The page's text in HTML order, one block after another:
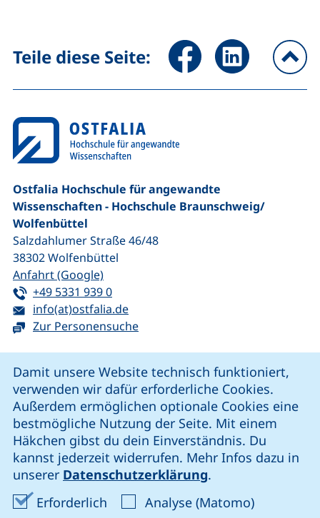
Damit unsere Website technisch funktioniert,
verwenden wir dafür erforderliche Cookies.
Außerdem ermöglichen optionale Cookies eine
bestmögliche Nutzung der Seite. Mit einem
Häkchen gibst du dein Einverständnis. Du
kannst jederzeit widerrufen. Mehr Infos dazu in
unserer Datenschutzerklärung.
Erforderlich Erforderliche Cookies akzeptieren
Analyse (Matomo)Analyse-
Teile diese Seite: Seite über Facebook teilen
Seite über
Ostfalia Hochschule für angewandte
Wissenschaften - Hochschule Braunschweig/​
Wolfenbüttel
Salzdahlumer Straße 46/48
38302Wolfenbüttel
Anfahrt (Google)(externer Link, öffnet neues Fenster)
Tel:
+49 5331 939 0(startet einen Telefonanruf, wenn Ihr
E-Mail:
info(at)ostfalia.de(öffnet Ihr E-Mail-Programm)
Zur Personensuche
unsere Facebook-Seite (externer Link, öffnet neues
unsere LinkedIn-Seite (externer Link, öffnet
unsere Instagram-Seite (externer Link,
unsere YouTube-Seite (externer
Cookie-Einstellungen
Impressum
Datenschutz